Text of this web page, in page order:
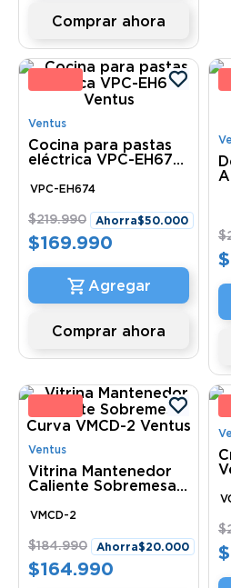
Comprar ahora
Ventus
Cocina para pastas
eléctrica VPC-EH674
VPC-EH674
$219.990 Ahorra$50.000
$169.990
Comprar ahora
3
$
$
Ventus
Vitrina Mantenedor
Caliente Sobremesa
Ventus
VMCD-2
$184.990 Ahorra$20.000
$164.990
$
$